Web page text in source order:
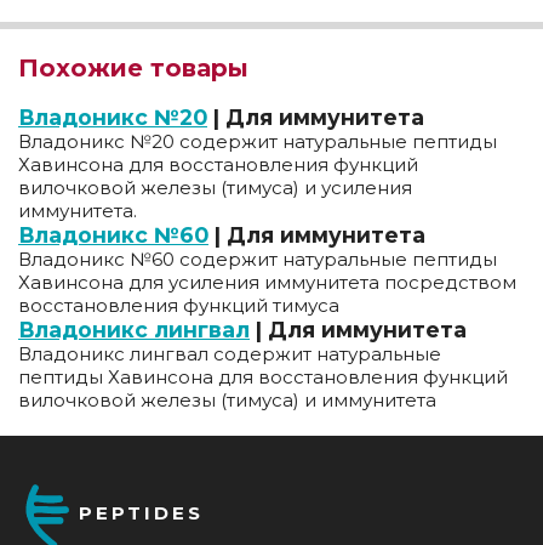
Похожие товары
Владоникс №20 | Для иммунитета
Владоникс №20 содержит натуральные пептиды
Хавинсона для восстановления функций
вилочковой железы (тимуса) и усиления
иммунитета.
Владоникс №60 | Для иммунитета
Владоникс №60 содержит натуральные пептиды
Хавинсона для усиления иммунитета посредством
восстановления функций тимуса
Владоникс лингвал | Для иммунитета
Владоникс лингвал содержит натуральные
пептиды Хавинсона для восстановления функций
вилочковой железы (тимуса) и иммунитета
PEPTIDES